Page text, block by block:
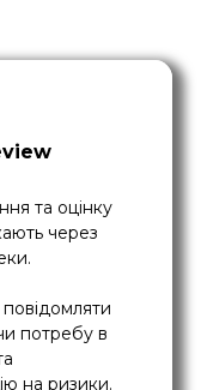
та оцінку
через
потребу в
на ризики.